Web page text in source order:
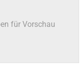
für Vorschau